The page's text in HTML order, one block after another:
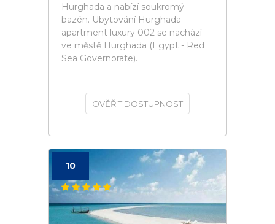
Hurghada a nabízí soukromý
bazén. Ubytování Hurghada
apartment luxury 002 se nachází
ve městě Hurghada (Egypt - Red
Sea Governorate).
OVĚŘIT DOSTUPNOST
10